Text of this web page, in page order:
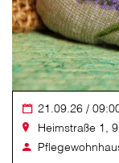
21.09.26 /
Heimstraße 1,